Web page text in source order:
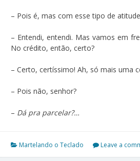
– Pois é, mas com esse tipo de
– Entendi, entendi. Mas vamos em
No crédito, então, certo?
– Certo, certíssimo! Ah, só mais uma
– Pois não, senhor?
– Dá pra parcelar?…
Martelando o Teclado Leave a